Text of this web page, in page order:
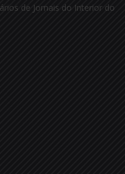
de Jornais do Interior do